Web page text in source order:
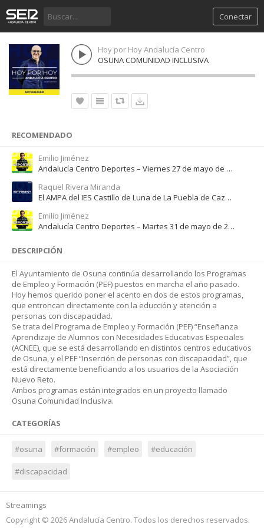
Conectar
Hoy por Hoy Andalucía Centro
OSUNA COMUNIDAD INCLUSIVA
RECOMENDADO
Emilio Jiménez
Andalucía Centro Deportes – Viernes 27 de mayo de 2022
Raquel Rivera Miranda
El AMPA del IES Castillo de Luna de La Puebla de Cazalla se manifiesta por un nuevo centro
Emilio Jiménez
Andalucía Centro Deportes – Martes 31 de mayo de 2022
DESCRIPCIÓN
El Ayuntamiento de Osuna continúa desarrollando los Programas
de Empleo y Formación (PEF) puestos en marcha el año pasado.
Hoy hemos querido poner el acento en dos de estos programas,
que entroncan directamente con la educción y atención a
personas con discapacidad.
Se trata del Programa de Empleo y Formación (PEF) “Enseñanza
Aprendizaje de Alumnos con Necesidades Educativas Especiales
(ACNEE), que se está desarrollando en distintos centros educativos
de Osuna, y el PEF “Inserción de personas con discapacidad”, que
está directamente beneficiando a los usuarios de la Asociación
Nuevo Reto.
Ambos programas están integrados en un proyecto llamado
Osuna Comunidad Inclusiva.
CATEGORÍAS
#osuna #formación #empleo #educación
#discapacidad
Streamings
Copyright © 2026 Andalucía Centro. Todos los derechos reservados.